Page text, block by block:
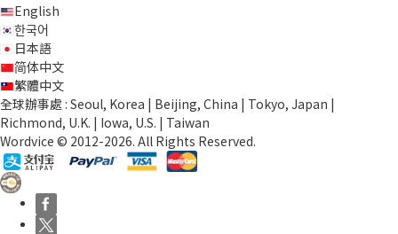
English
한국어
日本語
简体中文
繁體中文
全球辦事處 : Seoul, Korea | Beijing, China | Tokyo, Japan |
Richmond, U.K. | Iowa, U.S. | Taiwan
Wordvice © 2012-2026. All Rights Reserved.